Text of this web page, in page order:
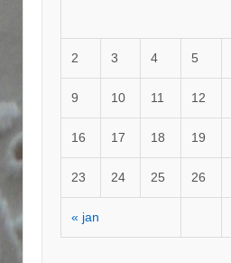
« jan
2 3 4 5
9 10 11 12
16 17 18 19
23 24 25 26